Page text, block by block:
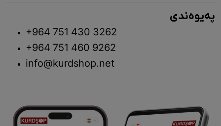
پەیوەندی
+964 751 430 3262
+964 751 460 9262
info@kurdshop.net